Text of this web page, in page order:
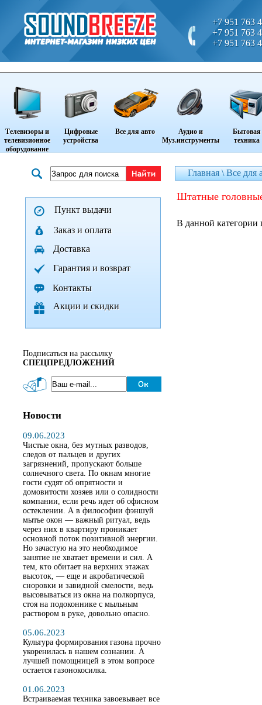
+7 951 763
+7 951 763
+7 951 763
Телевизоры и
телевизионное
оборудование
Цифровые
устройства
Все для авто
Аудио и
Муз.инструменты
Бытовая
техника
Пункт выдачи
Заказ и оплата
Доставка
Гарантия и возврат
Контакты
Акции и скидки
Подписаться на рассылку
СПЕЦПРЕДЛОЖЕНИЙ
Новости
09.06.2023
Чистые окна, без мутных разводов,
следов от пальцев и других
загрязнений, пропускают больше
солнечного света. По окнам многие
гости судят об опрятности и
домовитости хозяев или о солидности
компании, если речь идет об офисном
остеклении. А в философии фэншуй
мытье окон — важный ритуал, ведь
через них в квартиру проникает
основной поток позитивной энергии.
Но зачастую на это необходимое
занятие не хватает времени и сил. А
тем, кто обитает на верхних этажах
высоток, — еще и акробатической
сноровки и завидной смелости, ведь
высовываться из окна на полкорпуса,
стоя на подоконнике с мыльным
раствором в руке, довольно опасно.
05.06.2023
Культура формирования газона прочно
укоренилась в нашем сознании. А
лучшей помощницей в этом вопросе
остается газонокосилка.
01.06.2023
Встраиваемая техника завоевывает все
Главная \Все для
штатные
В данной категории